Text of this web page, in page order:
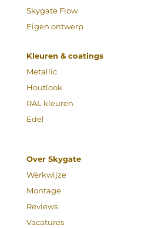
Skygate Flow
Eigen ontwerp
Kleuren & coatings
Metallic
Houtlook
RAL kleuren
Edel
Over Skygate
Werkwijze
Montage
Reviews
Vacatures